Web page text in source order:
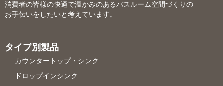
消費者の皆様の快適で温かみのあるバスルーム空間づくりの
お手伝いをしたいと考えています。
タイプ別製品
カウンタートップ・シンク
ドロップインシンク